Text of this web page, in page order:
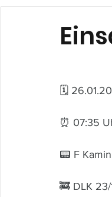
🗓
⏰ 07:35
📟 F Kamin
🚒 DLK